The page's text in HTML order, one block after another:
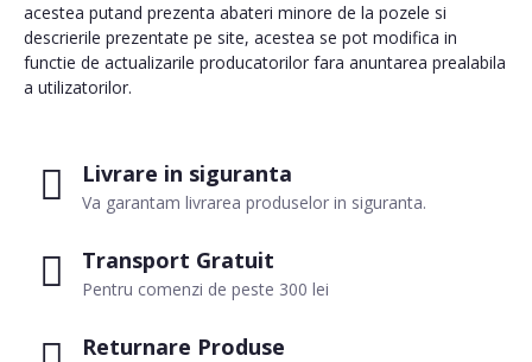
Livrare in siguranta
Va garantam livrarea produselor in siguranta.
Transport Gratuit
Pentru comenzi de peste 300 lei
Returnare Produse
acestea putand prezenta abateri minore de la pozele si
descrierile prezentate pe site, acestea se pot modifica in
functie de actualizarile producatorilor fara anuntarea prealabila
a utilizatorilor.